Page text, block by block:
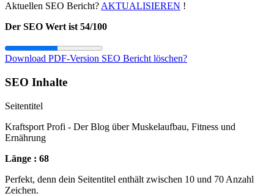
Aktuellen SEO Bericht? AKTUALISIEREN !
Der SEO Wert ist 54/100
Download PDF-Version SEO Bericht löschen?
SEO Inhalte
Seitentitel
Kraftsport Profi - Der Blog über Muskelaufbau, Fitness und
Ernährung
Länge : 68
Perfekt, denn dein Seitentitel enthält zwischen 10 und 70 Anzahl
Zeichen.